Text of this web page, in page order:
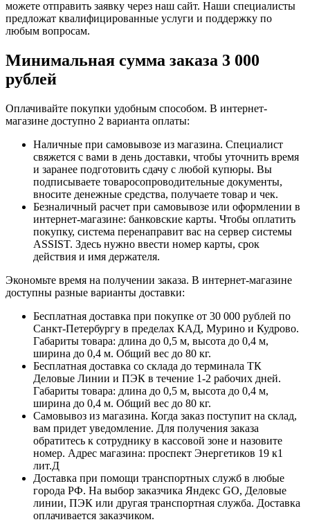
можете отправить заявку через наш сайт. Наши специалисты
предложат квалифицированные услуги и поддержку по
любым вопросам.
Минимальная сумма заказа 3 000
рублей
Оплачивайте покупки удобным способом. В интернет-
магазине доступно 2 варианта оплаты:
Наличные при самовывозе из магазина. Специалист
свяжется с вами в день доставки, чтобы уточнить время
и заранее подготовить сдачу с любой купюры. Вы
подписываете товаросопроводительные документы,
вносите денежные средства, получаете товар и чек.
Безналичный расчет при самовывозе или оформлении в
интернет-магазине: банковские карты. Чтобы оплатить
покупку, система перенаправит вас на сервер системы
ASSIST. Здесь нужно ввести номер карты, срок
действия и имя держателя.
Экономьте время на получении заказа. В интернет-магазине
доступны разные варианты доставки:
Бесплатная доставка при покупке от 30 000 рублей по
Санкт-Петербургу в пределах КАД, Мурино и Кудрово.
Габариты товара: длина до 0,5 м, высота до 0,4 м,
ширина до 0,4 м. Общий вес до 80 кг.
Бесплатная доставка со склада до терминала ТК
Деловые Линии и ПЭК в течение 1-2 рабочих дней.
Габариты товара: длина до 0,5 м, высота до 0,4 м,
ширина до 0,4 м. Общий вес до 80 кг.
Самовывоз из магазина. Когда заказ поступит на склад,
вам придет уведомление. Для получения заказа
обратитесь к сотруднику в кассовой зоне и назовите
номер. Адрес магазина: проспект Энергетиков 19 к1
лит.Д
Доставка при помощи транспортных служб в любые
города РФ. На выбор заказчика Яндекс GO, Деловые
линии, ПЭК или другая транспортная служба. Доставка
оплачивается заказчиком.